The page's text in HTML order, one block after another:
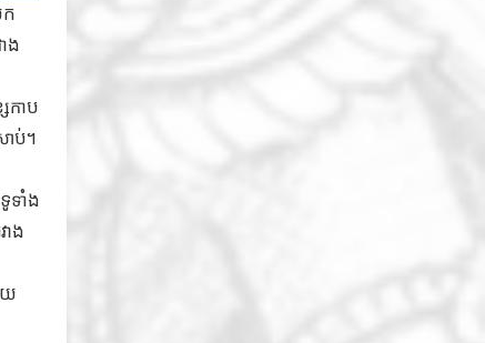
ក
ង
កាប
ាប់។
ទាំង
ង
យ